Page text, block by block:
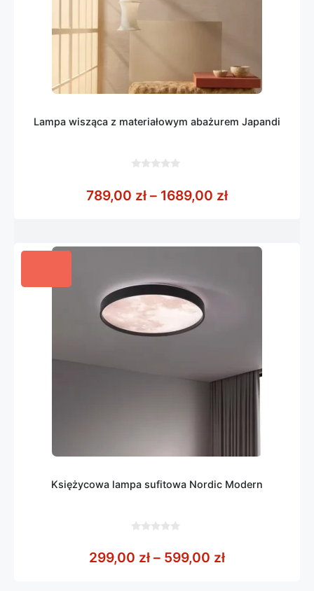
Lampa wisząca z materiałowym abażurem Japandi
5
789,00 zł – 1689,00 złZakres cen:
Księżycowa lampa sufitowa Nordic Modern
5
299,00 zł – 599,00 złZakres cen: